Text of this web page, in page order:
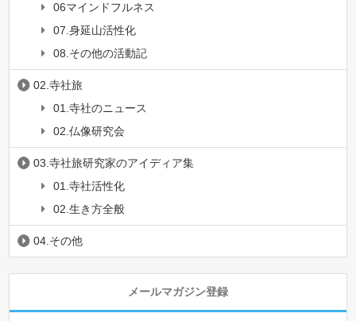
06マインドフルネス
07.身延山活性化
08.その他の活動記
02.寺社旅
01.寺社のニュース
02.仏像研究会
03.寺社旅研究家のアイディア集
01.寺社活性化
02.生き方全般
04.その他
メールマガジン登録